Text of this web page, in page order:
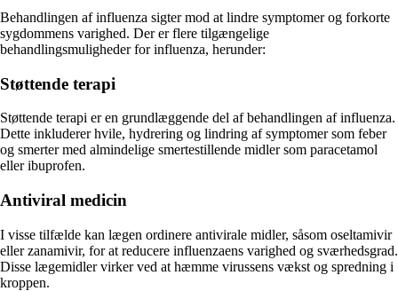
Behandlingen af influenza sigter mod at lindre symptomer og forkorte
sygdommens varighed. Der er flere tilgængelige
behandlingsmuligheder for influenza, herunder:
Støttende terapi
Støttende terapi er en grundlæggende del af behandlingen af influenza.
Dette inkluderer hvile, hydrering og lindring af symptomer som feber
og smerter med almindelige smertestillende midler som paracetamol
eller ibuprofen.
Antiviral medicin
I visse tilfælde kan lægen ordinere antivirale midler, såsom oseltamivir
eller zanamivir, for at reducere influenzaens varighed og sværhedsgrad.
Disse lægemidler virker ved at hæmme virussens vækst og spredning i
kroppen.